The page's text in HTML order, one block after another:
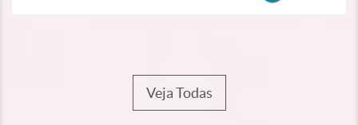
Veja Todas